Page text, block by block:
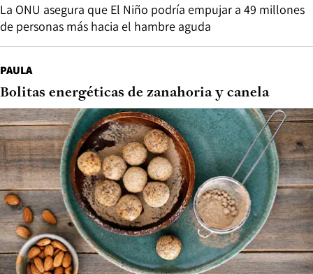
La ONU asegura que El Niño podría empujar a 49 millones
de personas más hacia el hambre aguda
PAULA
Bolitas energéticas de zanahoria y canela